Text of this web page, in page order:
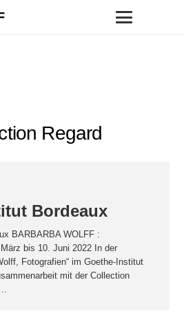
Regard
Bordeaux
BARBARBA WOLFF :
bis 10. Juni 2022 In der
Fotografien“ im Goethe-Institut
mit der Collection